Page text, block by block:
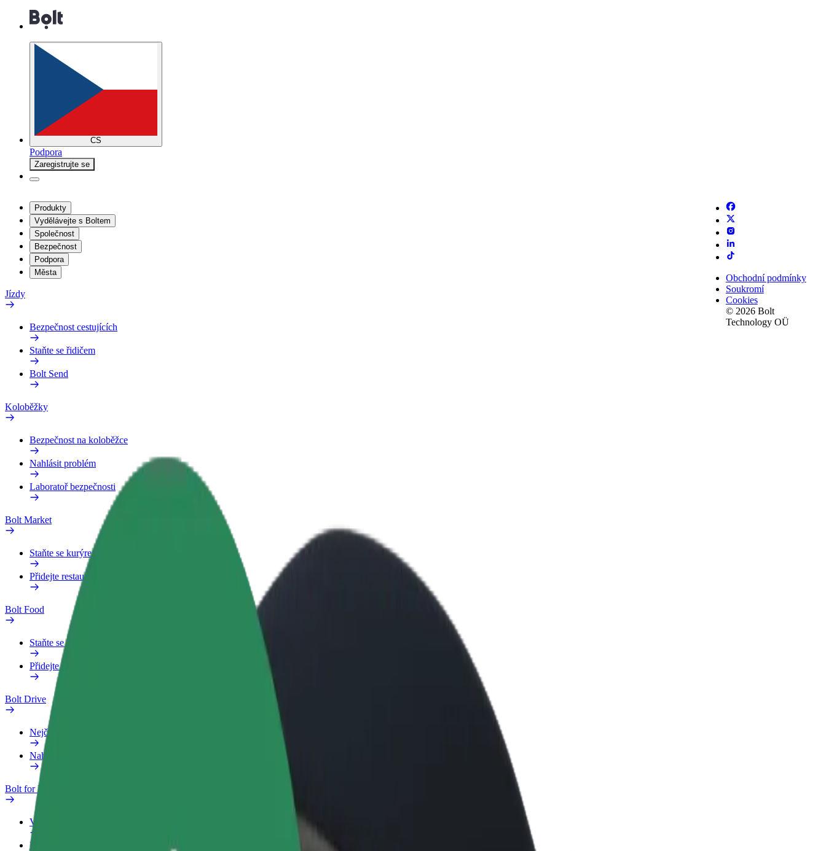
CS
Podpora
Zaregistrujte se
Produkty
Vydělávejte s Boltem
Společnost
Bezpečnost
Podpora
Města
Jízdy
Bezpečnost cestujících
Staňte se řidičem
Bolt Send
Koloběžky
Bezpečnost na koloběžce
Nahlásit problém
Laboratoř bezpečnosti
Bolt Market
Staňte se kurýrem
Přidejte restauraci nebo obchod
Bolt Food
Staňte se kurýrem
Přidejte restauraci nebo obchod
Bolt Drive
Nejčastější otázky
Nahlásit vozidlo
Bolt for Business
Výhody
Pracovní profil
Obchodní podmínky
Soukromí
Cookies
© 2026 Bolt
Technology OÜ